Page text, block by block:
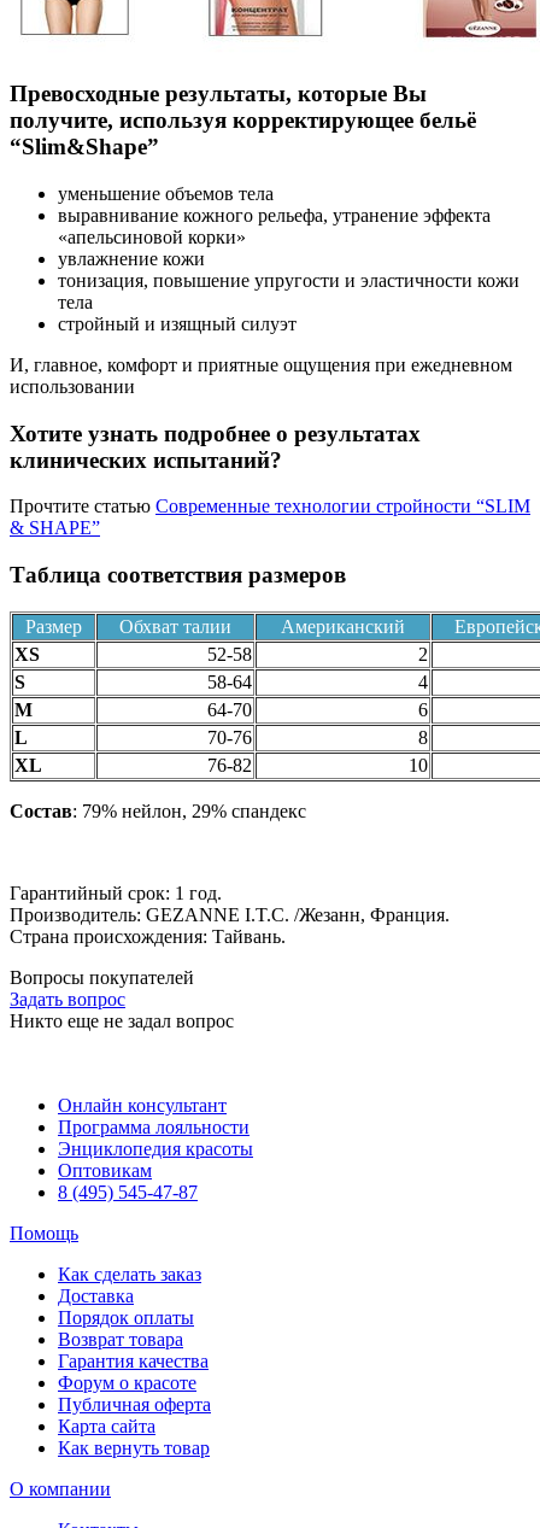
Превосходные результаты, которые Вы
получите, используя корректирующее бельё
“Slim&Shape”
уменьшение объемов тела
выравнивание кожного рельефа, утранение эффекта
«апельсиновой корки»
увлажнение кожи
тонизация, повышение упругости и эластичности кожи
тела
стройный и изящный силуэт
И, главное, комфорт и приятные ощущения при ежедневном
использовании
Хотите узнать подробнее о результатах
клинических испытаний?
Прочтите статью Современные технологии стройности “SLIM
& SHAPE”
Таблица соответствия размеров
Размер Обхват талии Американский
XS
52-58
2
S
58-64
4
M
64-70
6
L
70-76
8
XL
76-82 10
Состав: 79% нейлон, 29% спандекс
Гарантийный срок: 1 год.
Производитель: GEZANNE I.T.C. /Жезанн, Франция.
Страна происхождения: Тайвань.
Вопросы покупателей
Задать вопрос
Никто еще не задал вопрос
Онлайн консультант
Программа лояльности
Энциклопедия красоты
Оптовикам
8 (495) 545-47-87
Помощь
Как сделать заказ
Доставка
Порядок оплаты
Возврат товара
Гарантия качества
Форум о красоте
Публичная оферта
Карта сайта
Как вернуть товар
О компании